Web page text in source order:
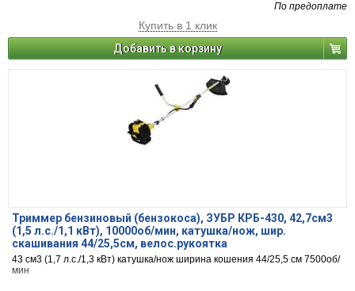
По предоплате
Купить в 1 клик
Добавить в корзину
Триммер бензиновый (бензокоса), ЗУБР КРБ-430, 42,7см3
(1,5 л.с./1,1 кВт), 10000об/мин, катушка/нож, шир.
скашивания 44/25,5см, велос.рукоятка
43 см3 (1,7 л.с./1,3 кВт) катушка/нож ширина кошения 44/25,5 см 7500об/
мин